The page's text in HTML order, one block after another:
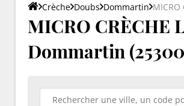
Crèche Doubs Dommartin MICRO
MICRO CRÈCHE
Dommartin